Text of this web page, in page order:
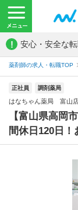
! 安心・安全な
薬剤師の求人・転職TOP
正社員 調剤薬局
はなちゃん薬局 富山
【富山県高岡
間休日120日